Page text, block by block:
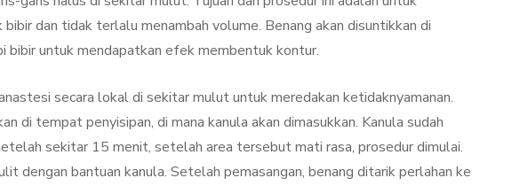
bibir dan tidak terlalu menambah volume. Benang akan disuntikkan di
bibir untuk mendapatkan efek membentuk kontur.
secara lokal di sekitar mulut untuk meredakan ketidaknyamanan.
di tempat penyisipan, di mana kanula akan dimasukkan. Kanula sudah
sekitar 15 menit, setelah area tersebut mati rasa, prosedur dimulai.
dengan bantuan kanula. Setelah pemasangan, benang ditarik perlahan ke
Segudang
Kulit Setelah Facial
Treatment? Ini
Penjelasannya